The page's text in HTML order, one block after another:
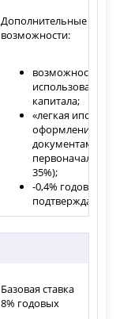
Дополнительные
возможности:
возможность
использования
капитала;
«легкая
оформление по
документам
35%);
-0,4% годовых,
подтверждает
Базовая ставка
8% годовых